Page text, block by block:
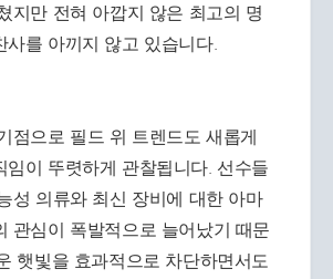
지만 전혀 아깝지 않은 최고의 명
사를 아끼지 않고 있습니다.
점으로 필드 위 트렌드도 새롭게
임이 뚜렷하게 관찰됩니다. 선수들
성 의류와 최신 장비에 대한 아마
관심이 폭발적으로 늘어났기 때문
햇빛을 효과적으로 차단하면서도